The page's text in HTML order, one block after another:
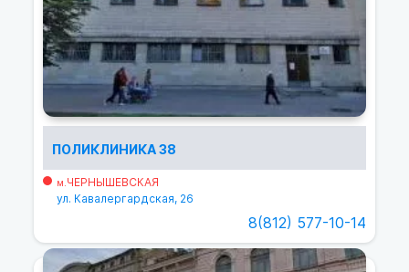
ПОЛИКЛИНИКА 38
м.ЧЕРНЫШЕВСКАЯ
ул. Кавалергардская, 26
8(812) 577-10-14